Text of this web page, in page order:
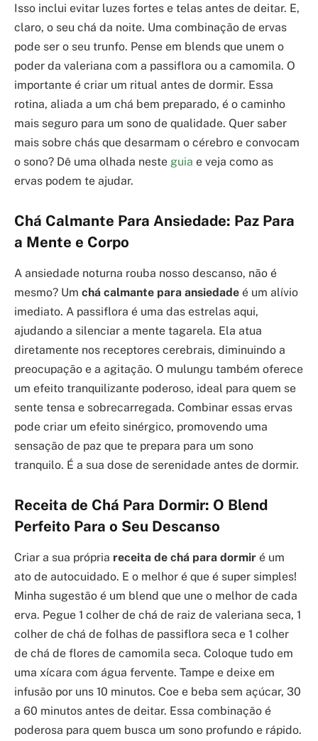
Isso inclui evitar luzes fortes e telas antes de deitar. E,
claro, o seu chá da noite. Uma combinação de ervas
pode ser o seu trunfo. Pense em blends que unem o
poder da valeriana com a passiflora ou a camomila. O
importante é criar um ritual antes de dormir. Essa
rotina, aliada a um chá bem preparado, é o caminho
mais seguro para um sono de qualidade. Quer saber
mais sobre chás que desarmam o cérebro e convocam
o sono? Dê uma olhada neste guia e veja como as
ervas podem te ajudar.
Chá Calmante Para Ansiedade: Paz Para
a Mente e Corpo
A ansiedade noturna rouba nosso descanso, não é
mesmo? Um chá calmante para ansiedade é um alívio
imediato. A passiflora é uma das estrelas aqui,
ajudando a silenciar a mente tagarela. Ela atua
diretamente nos receptores cerebrais, diminuindo a
preocupação e a agitação. O mulungu também oferece
um efeito tranquilizante poderoso, ideal para quem se
sente tensa e sobrecarregada. Combinar essas ervas
pode criar um efeito sinérgico, promovendo uma
sensação de paz que te prepara para um sono
tranquilo. É a sua dose de serenidade antes de dormir.
Receita de Chá Para Dormir: O Blend
Perfeito Para o Seu Descanso
Criar a sua própria receita de chá para dormir é um
ato de autocuidado. E o melhor é que é super simples!
Minha sugestão é um blend que une o melhor de cada
erva. Pegue 1 colher de chá de raiz de valeriana seca, 1
colher de chá de folhas de passiflora seca e 1 colher
de chá de flores de camomila seca. Coloque tudo em
uma xícara com água fervente. Tampe e deixe em
infusão por uns 10 minutos. Coe e beba sem açúcar, 30
a 60 minutos antes de deitar. Essa combinação é
poderosa para quem busca um sono profundo e rápido.